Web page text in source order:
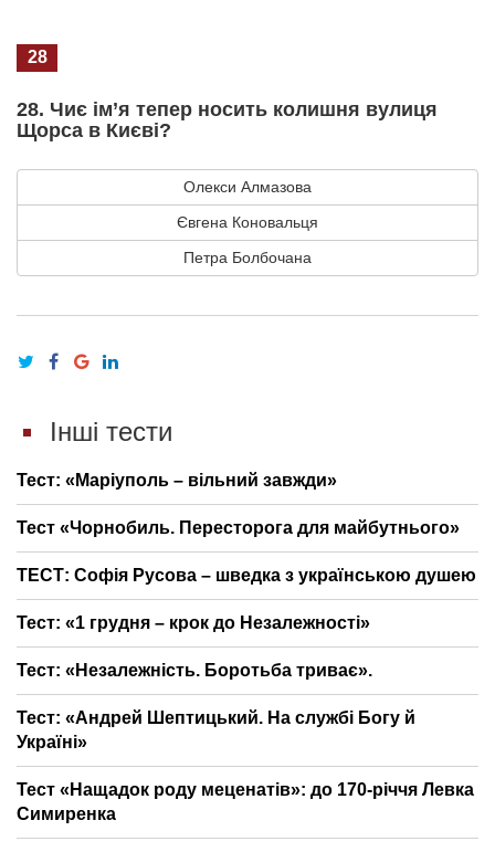
28
28. Чиє ім’я тепер носить колишня вулиця
Щорса в Києві?
Олекси Алмазова
Євгена Коновальця
Петра Болбочана
Інші тести
Тест: «Маріуполь – вільний завжди»
Тест «Чорнобиль. Пересторога для майбутнього»
ТЕСТ: Софія Русова – шведка з українською душею
Тест: «1 грудня – крок до Незалежності»
Тест: «Незалежність. Боротьба триває».
Тест: «Андрей Шептицький. На службі Богу й
Україні»
Тест «Нащадок роду меценатів»: до 170-річчя Левка
Симиренка